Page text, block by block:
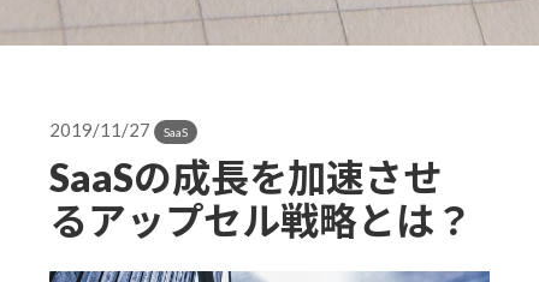
2019/11/27 SaaS
SaaSの成長を加速させ
るアップセル戦略とは？